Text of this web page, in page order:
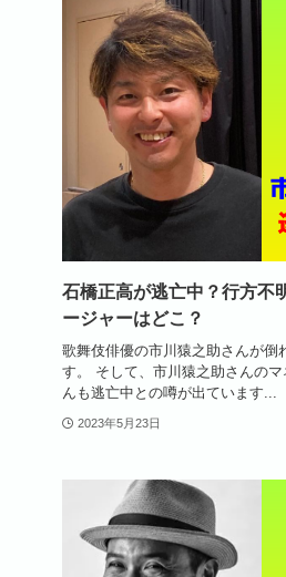
石橋正高が逃亡中？行方不
ージャーはどこ？
歌舞伎俳優の市川猿之助さんが倒
す。 そして、市川猿之助さんの
んも逃亡中との噂が出ています...
2023年5月23日